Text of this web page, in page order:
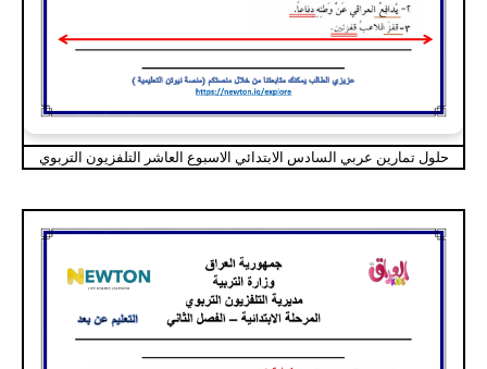
حلول تمارين عربي السادس الابتدائي الاسبوع العاشر التلفزيون التربوي